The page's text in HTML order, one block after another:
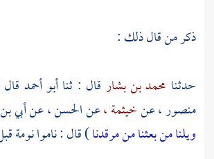
ذكر من قال ذلك :
حدثنا محمد بن بشار قال : ثناأبو أحمد
منصور ،عنخيثمة ،عنالحسن ،عنأبي
ويلنا من بعثنا من مرقدنا) قال : ناموا نومة